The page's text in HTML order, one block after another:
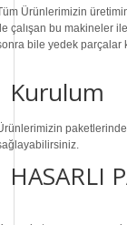
Ürünlerimizin
çalışan bu makineler
bile yedek parçalar
Kurulum
HASARLI